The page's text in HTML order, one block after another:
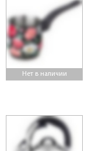
Нет в наличии